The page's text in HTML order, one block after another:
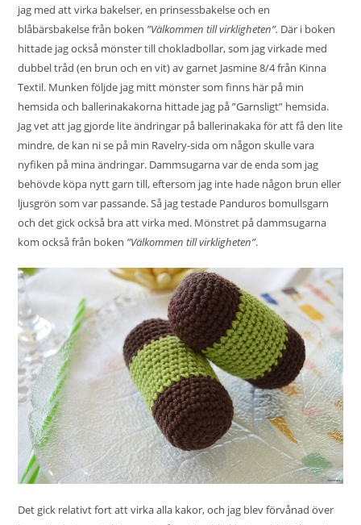
jag med att virka bakelser, en prinsessbakelse och en
blåbärsbakelse från boken ”Välkommen till virkligheten”. Där i boken
hittade jag också mönster till chokladbollar, som jag virkade med
dubbel tråd (en brun och en vit) av garnet Jasmine 8/4 från Kinna
Textil. Munken följde jag mitt mönster som finns här på min
hemsidaoch ballerinakakorna hittade jag på ”Garnsligt” hemsida.
Jag vet att jag gjorde lite ändringar på ballerinakaka för att få den lite
mindre, de kan ni se på min Ravelry-sida om någon skulle vara
nyfiken på mina ändringar. Dammsugarna var de enda som jag
behövde köpa nytt garn till, eftersom jag inte hade någon brun eller
ljusgrön som var passande. Så jag testade Panduros bomullsgarn
och det gick också bra att virka med. Mönstret på dammsugarna
kom också från boken ”Välkommen till virkligheten”.
Det gick relativt fort att virka alla kakor, och jag blev förvånad över